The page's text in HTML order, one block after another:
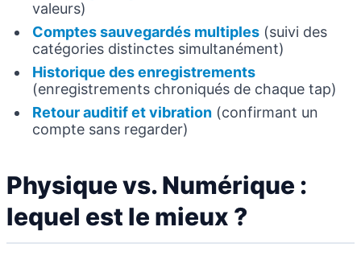
valeurs)
Comptes sauvegardés multiples (suivi des
catégories distinctes simultanément)
Historique des enregistrements
(enregistrements chroniqués de chaque tap)
Retour auditif et vibration (confirmant un
compte sans regarder)
Physique vs. Numérique :
lequel est le mieux ?